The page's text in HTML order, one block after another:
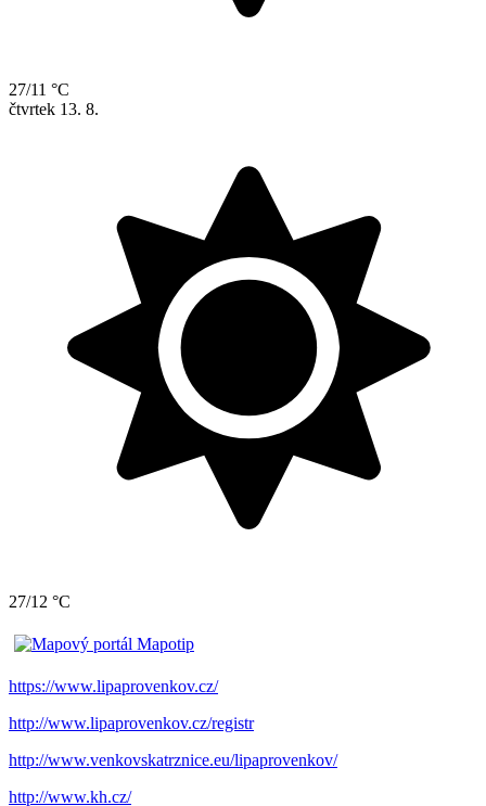
27/11 °C
čtvrtek 13. 8.
27/12 °C
https://www.lipaprovenkov.cz/
http://www.lipaprovenkov.cz/registr
http://www.venkovskatrznice.eu/lipaprovenkov/
http://www.kh.cz/